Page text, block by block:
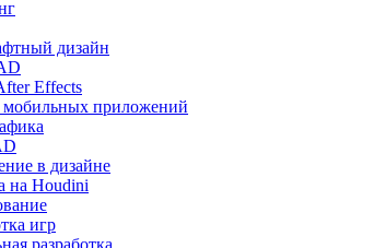
дизайн
Effects
мобильных приложений
в дизайне
на Houdini
игр
разработка